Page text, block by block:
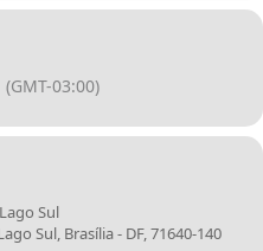
(GMT-03:00)
Sul
Sul, Brasília - DF, 71640-140